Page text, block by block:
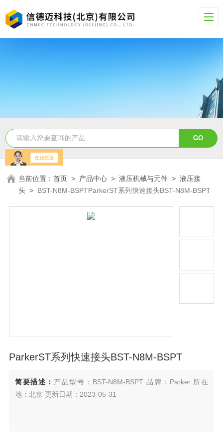
当前位置：首页 > 产品中心 >液压机械与元件 >液压接
头 > BST-N8M-BSPTParkerST系列快速接头BST-N8M-BSPT
ParkerST系列快速接头BST-N8M-BSPT
简要描述： 产品型号：BST-N8M-BSPT 品牌：Parker 所在
地：北京 更新日期：2023-05-31